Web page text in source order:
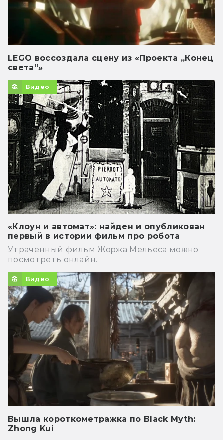
LEGO воссоздала сцену из «Проекта „Конец
света“»
Видео
«Клоун и автомат»: найден и опубликован
первый в истории фильм про робота
Утраченный фильм Жоржа Мельеса можно
посмотреть онлайн.
Видео
Вышла короткометражка по Black Myth:
Zhong Kui